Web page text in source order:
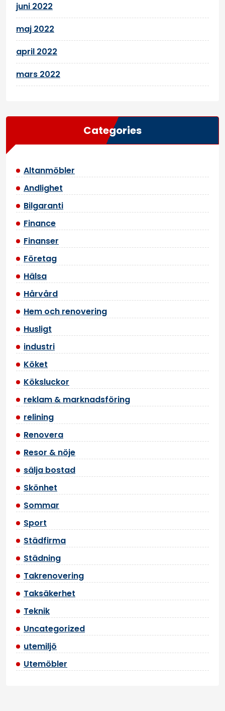
juni 2022
maj 2022
april 2022
mars 2022
Categories
Altanmöbler
Andlighet
Bilgaranti
Finance
Finanser
Företag
Hälsa
Hårvård
Hem och renovering
Husligt
industri
Köket
Köksluckor
reklam & marknadsföring
relining
Renovera
Resor & nöje
sälja bostad
Skönhet
Sommar
Sport
Städfirma
Städning
Takrenovering
Taksäkerhet
Teknik
Uncategorized
utemiljö
Utemöbler